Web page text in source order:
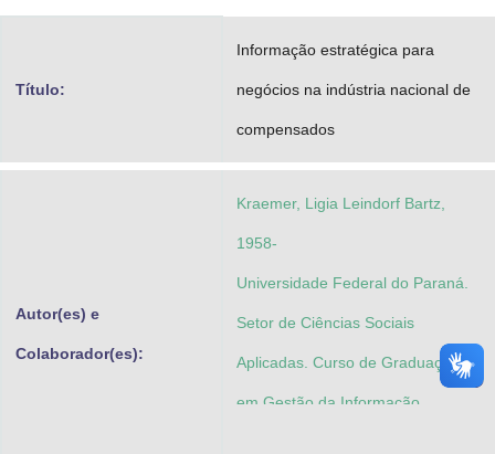
Planalto
Título:
Informação estratégica para
negócios na indústria nacional de
compensados
Autor(es) e
Colaborador(es):
Kraemer, Ligia Leindorf Bartz,
1958-
Universidade Federal do Paraná.
Setor de Ciências Sociais
Aplicadas. Curso de Graduação
em Gestão da Informação